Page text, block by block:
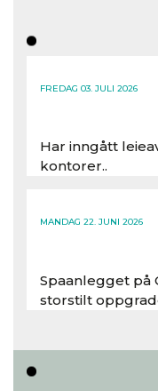
FREDAG 03. JULI 2026
Har inngått
kontorer..
MANDAG 22. JUNI 2026
Spaanlegget på
storstilt
Les hele